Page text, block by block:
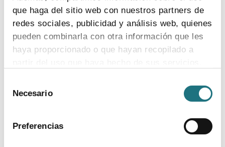
que haga del sitio web con nuestros partners de
redes sociales, publicidad y análisis web, quienes
pueden combinarla con otra información que les
haya proporcionado o que hayan recopilado a
Para más información puede acceder a nuestra
Necesario
Preferencias
El valor estratégico de la industria
farmacéutica (2024)
ver más
Encuesta de empleo en la industria
ver más